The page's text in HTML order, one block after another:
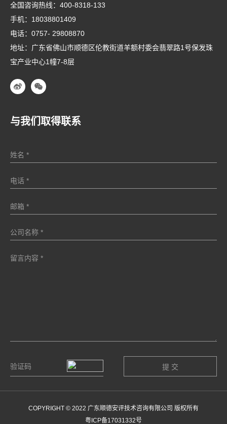
全国咨询热线： 400-8318-133
手机： 18038801409
电话： 0757- 29808870
地址：广东省佛山市顺德区伦教街道羊额村委会翡翠路1号保发珠
宝产业中心1幢7-8层
与我们取得联系
COPYRIGHT © 2022 广东顺德安评技术咨询有限公司 版权所有
粤ICP备17031332号